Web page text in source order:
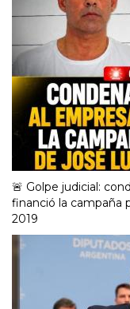
🚨 Golpe judicial:
financió la campaña
2019